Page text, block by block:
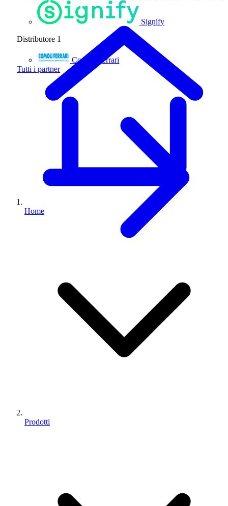
Signify
Distributore 1
Comoli Ferrari
Tutti i partner
Home
Prodotti